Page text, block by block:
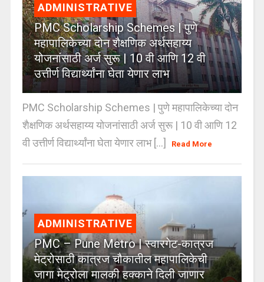
ADMINISTRATIVE
PMC Scholarship Schemes | पुणे
महापालिकेच्या दोन शैक्षणिक अर्थसहाय्य
योजनांसाठी अर्ज सुरू | 10 वी आणि 12 वी
उत्तीर्ण विद्यार्थ्यांना घेता येणार लाभ
PMC Scholarship Schemes | पुणे महापालिकेच्या दोन
शैक्षणिक अर्थसहाय्य योजनांसाठी अर्ज सुरू | 10 वी आणि 12
वी उत्तीर्ण विद्यार्थ्यांना घेता येणार लाभ [...]
Read More
ADMINISTRATIVE
PMC – Pune Metro | स्वारगेट-कात्रज
मेट्रोसाठी कात्रज चौकातील महापालिकेची
जागा मेट्रोला मालकी हक्काने दिली जाणार